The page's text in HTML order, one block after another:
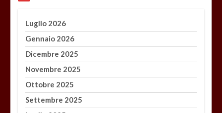
Luglio 2026
Gennaio 2026
Dicembre 2025
Novembre 2025
Ottobre 2025
Settembre 2025